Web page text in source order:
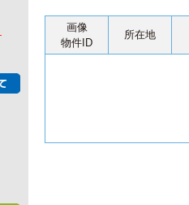
画像
物件ID
所在地